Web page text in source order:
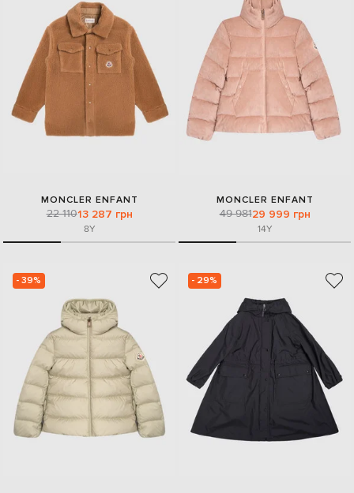
MONCLER ENFANT
22 11013 287 грн
8Y
MONCLER ENFANT
49 98129 999 грн
14Y
- 39% - 29%